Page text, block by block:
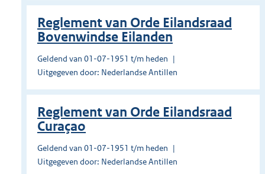
Reglement van Orde Eilandsraad
Bovenwindse Eilanden
Geldend van 01-07-1951 t/m heden
Uitgegeven door: Nederlandse Antillen
Reglement van Orde Eilandsraad
Curaçao
Geldend van 01-07-1951 t/m heden
Uitgegeven door: Nederlandse Antillen